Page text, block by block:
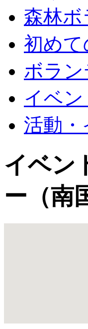
森林
初め
ボラ
イベ
活動・
イベン
ー（南